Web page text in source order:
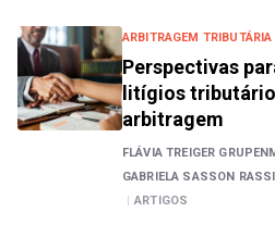
ARBITRAGEM TRIBUTÁRIA
Perspectivas
litígios
arbitragem
FLÁVIA TREIGER
GABRIELA SASSON RASSI
| ARTIGOS